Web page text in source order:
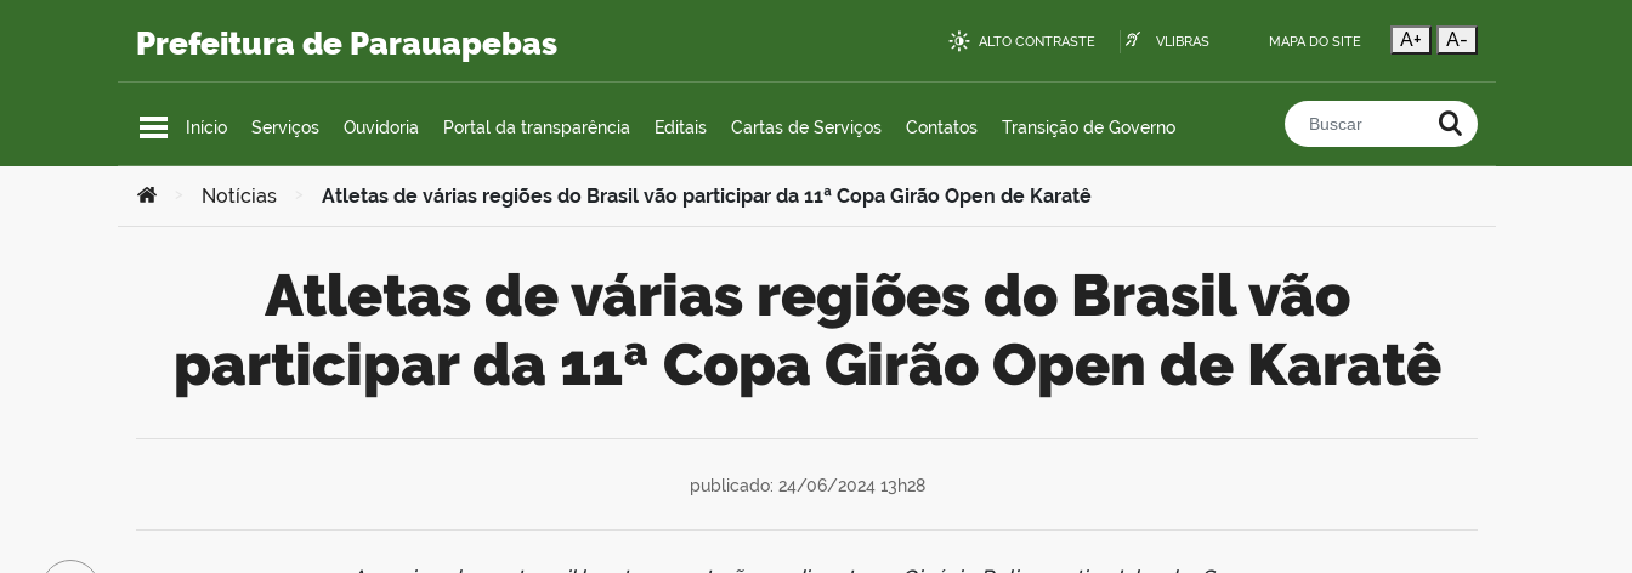
Prefeitura de Parauapebas ALTO CONTRASTE VLIBRAS MAPA DO SITE A+ A-
Início Serviços Ouvidoria Portal da transparência Editais Cartas de Serviços Contatos Transição de Governo Buscar no portal
Você está aqui:
Notícias Atletas de várias regiões do Brasil vão participar da 11ª Copa Girão Open de Karatê
Atletas de várias regiões do Brasil vão
participar da 11ª Copa Girão Open de Karatê
publicado: 24/06/2024 13h28